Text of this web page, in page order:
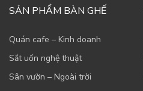
SẢN PHẨM BÀN GHẾ
Quán cafe – Kinh doanh
Sắt uốn nghệ thuật
Sân vườn – Ngoài trời